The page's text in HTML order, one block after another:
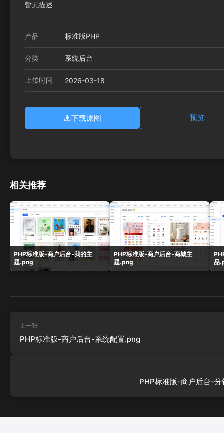
暂无描述
产品 标准版PHP
分类 系统后台
上传时间 2026-03-18
下载原图 预览
相关推荐
PHP标准版-商户后台-我的主
题.png
PHP标准版-商户后台-商城主
题.png
品
上一张
PHP标准版-商户后台-系统配置.png
PHP标准版-商户后台-